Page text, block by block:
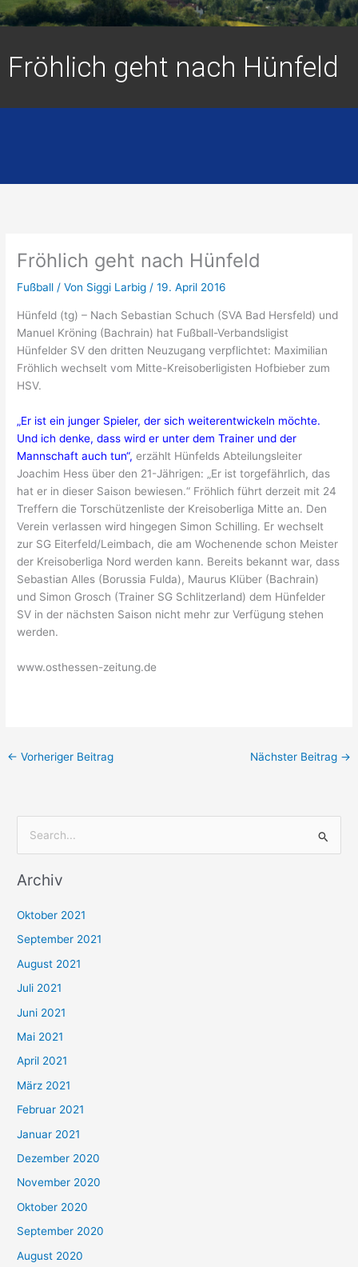
Fröhlich geht nach Hünfeld
Fröhlich geht nach Hünfeld
Fußball / Von Siggi Larbig/19. April 2016
Hünfeld (tg) – Nach Sebastian Schuch (SVA Bad Hersfeld) und
Manuel Kröning (Bachrain) hat Fußball-Verbandsligist
Hünfelder SV den dritten Neuzugang verpflichtet: Maximilian
Fröhlich wechselt vom Mitte-Kreisoberligisten Hofbieber zum
HSV.
„Er ist ein junger Spieler, der sich weiterentwickeln möchte.
Und ich denke, dass wird er unter dem Trainer und der
Mannschaft auch tun“, erzählt Hünfelds Abteilungsleiter
Joachim Hess über den 21-Jährigen: „Er ist torgefährlich, das
hat er in dieser Saison bewiesen.“ Fröhlich führt derzeit mit 24
Treffern die Torschützenliste der Kreisoberliga Mitte an. Den
Verein verlassen wird hingegen Simon Schilling. Er wechselt
zur SG Eiterfeld/Leimbach, die am Wochenende schon Meister
der Kreisoberliga Nord werden kann. Bereits bekannt war, dass
Sebastian Alles (Borussia Fulda), Maurus Klüber (Bachrain)
und Simon Grosch (Trainer SG Schlitzerland) dem Hünfelder
SV in der nächsten Saison nicht mehr zur Verfügung stehen
werden.
www.osthessen-zeitung.de
← Vorheriger Beitrag Nächster Beitrag →
c
n
n
a
c
h
:
Archiv
Oktober 2021
September 2021
August 2021
Juli 2021
Juni 2021
Mai 2021
April 2021
März 2021
Februar 2021
Januar 2021
Dezember 2020
November 2020
Oktober 2020
September 2020
August 2020